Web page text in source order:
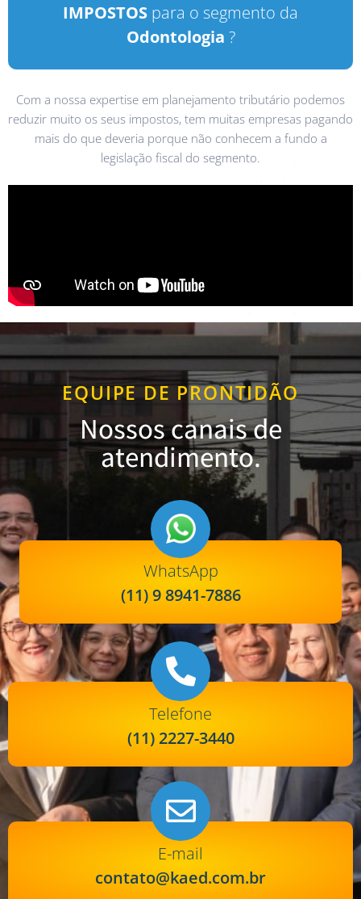
IMPOSTOS para o segmento da
Odontologia ?
Com a nossa expertise em planejamento tributário podemos
reduzir muito os seus impostos, tem muitas empresas pagando
mais do que deveria porque não conhecem a fundo a
legislação fiscal do segmento.
EQUIPE DE PRONTIDÃO
Nossos canais de
atendimento.
WhatsApp
(11) 9 8941-7886
Telefone
(11) 2227-3440
E-mail
contato@kaed.com.br